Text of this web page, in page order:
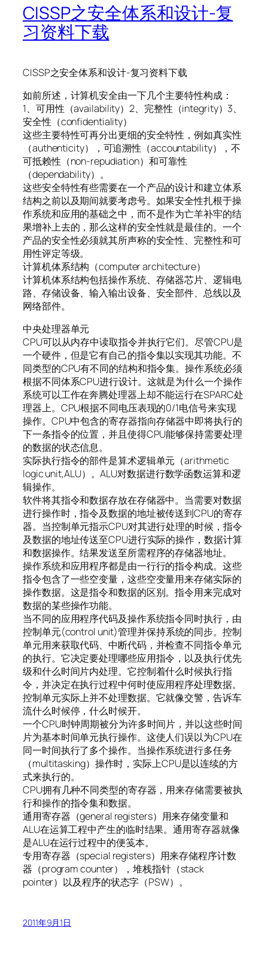
CISSP之安全体系和设计-复
习资料下载
CISSP之安全体系和设计-复习资料下载
如前所述，计算机安全由一下几个主要特性构成：
1、可用性（availability）2、完整性（integrity）3、
安全性（confidentiality）
这些主要特性可再分出更细的安全特性，例如真实性
（authenticity），可追溯性（accountability），不
可抵赖性（non-repudiation）和可靠性
（dependability）。
这些安全特性有些需要在一个产品的设计和建立体系
结构之前以及期间就要考虑号。如果安全性扎根于操
作系统和应用的基础之中，而不是作为亡羊补牢的结
果增补上去的，那么这样的安全性就是最佳的。一个
产品的安全性必须就其所声称的安全性、完整性和可
用性评定等级。
计算机体系结构（computer architecture）
计算机体系结构包括操作系统、存储器芯片、逻辑电
路、存储设备、输入输出设备、安全部件、总线以及
网络部件。
中央处理器单元
CPU可以从内存中读取指令并执行它们。尽管CPU是
一个硬件，但是它有自己的指令集以实现其功能。不
同类型的CPU有不同的结构和指令集。操作系统必须
根据不同体系CPU进行设计。这就是为什么一个操作
系统可以工作在奔腾处理器上却不能运行在SPARC处
理器上。CPU根据不同电压表现的0/1电信号来实现
操作。CPU中包含的寄存器指向存储器中即将执行的
下一条指令的位置，并且使得CPU能够保持需要处理
的数据的状态信息。
实际执行指令的部件是算术逻辑单元（arithmetic
logic unit,ALU）。ALU对数据进行数学函数运算和逻
辑操作。
软件将其指令和数据存放在存储器中。当需要对数据
进行操作时，指令及数据的地址被传送到CPU的寄存
器。当控制单元指示CPU对其进行处理的时候，指令
及数据的地址传送至CPU进行实际的操作，数据计算
和数据操作。结果发送至所需程序的存储器地址。
操作系统和应用程序都是由一行行的指令构成。这些
指令包含了一些空变量，这些空变量用来存储实际的
操作数据。这是指令和数据的区别。指令用来完成对
数据的某些操作功能。
当不同的应用程序代码及操作系统指令同时执行，由
控制单元(control unit)管理并保持系统的同步。控制
单元用来获取代码、中断代码，并检查不同指令单元
的执行。它决定要处理哪些应用指令，以及执行优先
级和什么时间片内处理。它控制着什么时候执行指
令，并决定在执行过程中何时使应用程序处理数据。
控制单元实际上并不处理数据。它就像交警，告诉车
流什么时候停，什么时候开。
一个CPU时钟周期被分为许多时间片，并以这些时间
片为基本时间单元执行操作。这使人们误以为CPU在
同一时间执行了多个操作。当操作系统进行多任务
（multitasking）操作时，实际上CPU是以连续的方
式来执行的。
CPU拥有几种不同类型的寄存器，用来存储需要被执
行和操作的指令集和数据。
通用寄存器（general registers）用来存储变量和
ALU在运算工程中产生的临时结果。通用寄存器就像
是ALU在运行过程中的便笺本。
专用寄存器（special registers）用来存储程序计数
器（program counter），堆栈指针（stack
pointer）以及程序的状态字（PSW）。
2011年9月1日